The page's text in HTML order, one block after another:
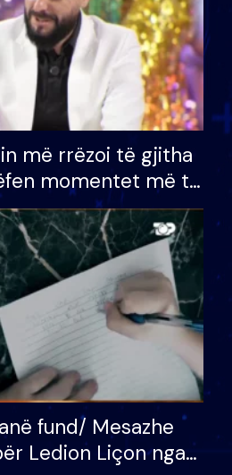
më rrëzoi të gjitha
momentet më të
e BB VIP: Do më
mëngjesit kur…
fund/ Mesazhe
Ledion Liçon nga